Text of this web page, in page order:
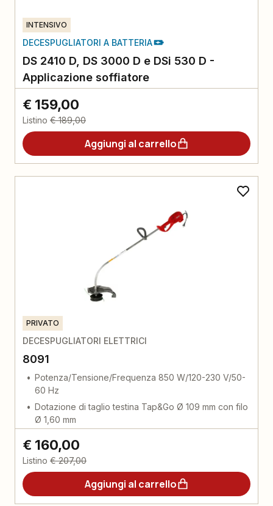
INTENSIVO
DECESPUGLIATORI A BATTERIA
DS 2410 D, DS 3000 D e DSi 530 D -
Applicazione soffiatore
€ 159,00
Listino € 189,00
Aggiungi al carrello
PRIVATO
DECESPUGLIATORI ELETTRICI
8091
Potenza/Tensione/Frequenza 850 W/120-230 V/50-
60 Hz
Dotazione di taglio testina Tap&Go Ø 109 mm con filo
Ø 1,60 mm
€ 160,00
Listino € 207,00
Aggiungi al carrello